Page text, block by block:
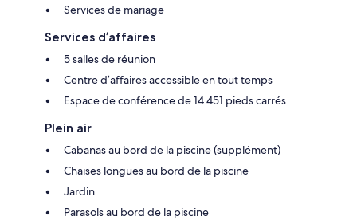
Services de mariage
Services d’affaires
5 salles de réunion
Centre d’affaires accessible en tout temps
Espace de conférence de 14 451 pieds carrés
Plein air
Cabanas au bord de la piscine (supplément)
Chaises longues au bord de la piscine
Jardin
Parasols au bord de la piscine